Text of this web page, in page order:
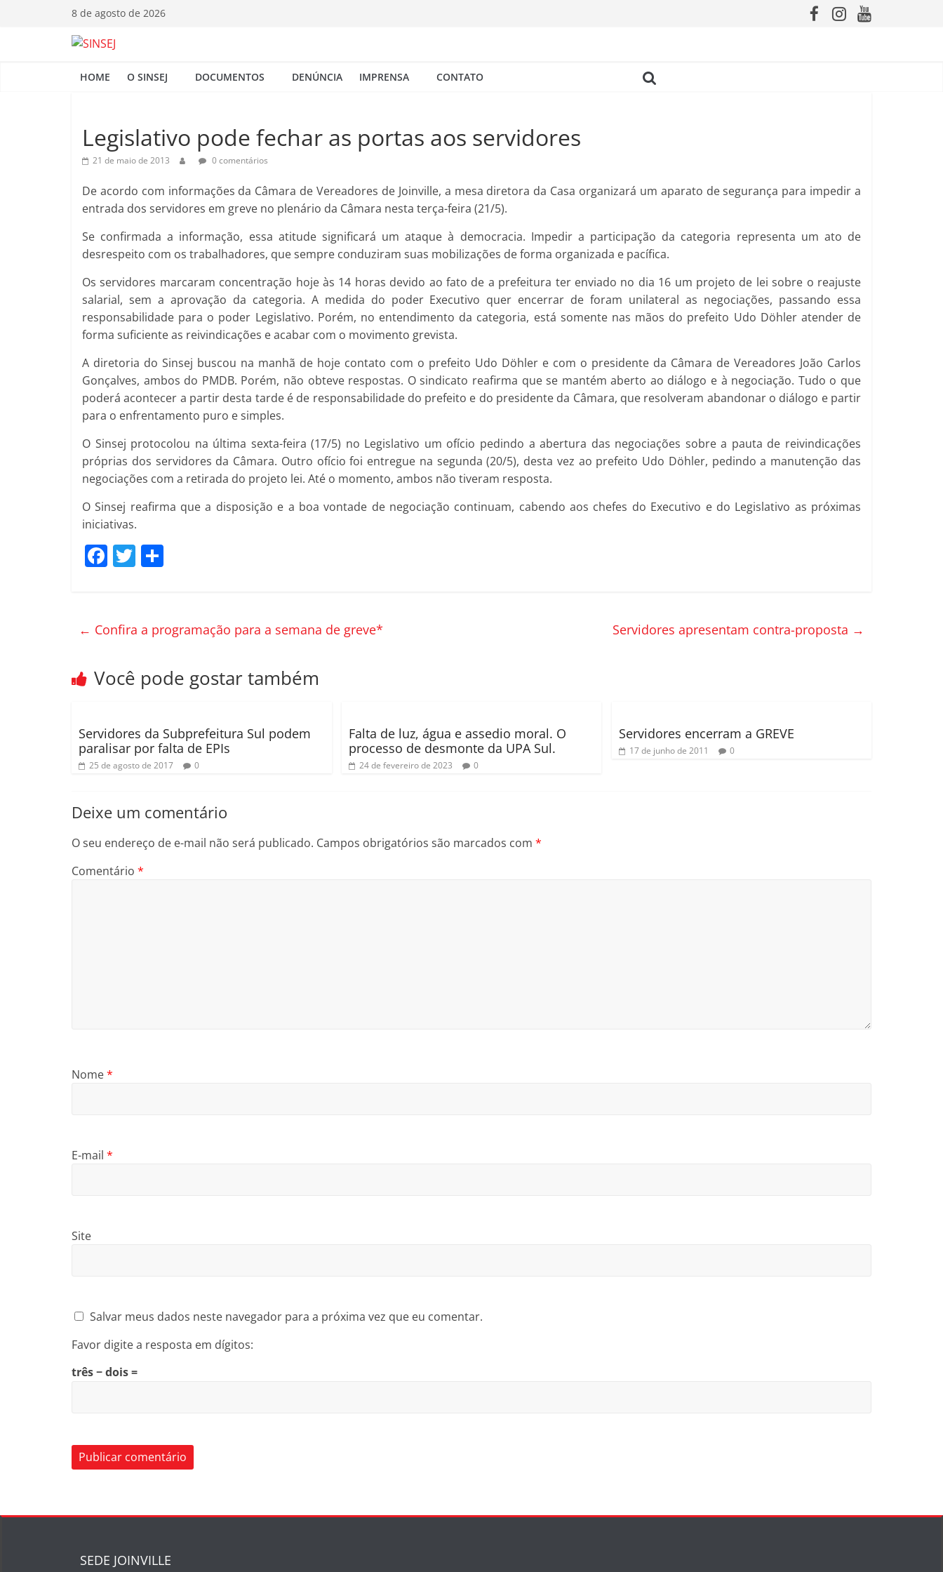
8 de agosto de 2026
S
N
S
E
HOME O SINSEJ DOCUMENTOS DENÚNCIA IMPRENSA CONTATO
Legislativo pode fechar as portas aos servidores
21 de maio de 2013 0 comentários
De acordo com informações da Câmara de Vereadores de Joinville, a mesa diretora da Casa organizará um aparato de segurança para impedir a
entrada dos servidores em greve no plenário da Câmara nesta terça-feira (21/5).
Se confirmada a informação, essa atitude significará um ataque à democracia. Impedir a participação da categoria representa um ato de
desrespeito com os trabalhadores, que sempre conduziram suas mobilizações de forma organizada e pacífica.
Os servidores marcaram concentração hoje às 14 horas devido ao fato de a prefeitura ter enviado no dia 16 um projeto de lei sobre o reajuste
salarial, sem a aprovação da categoria. A medida do poder Executivo quer encerrar de foram unilateral as negociações, passando essa
responsabilidade para o poder Legislativo. Porém, no entendimento da categoria, está somente nas mãos do prefeito Udo Döhler atender de
forma suficiente as reivindicações e acabar com o movimento grevista.
A diretoria do Sinsej buscou na manhã de hoje contato com o prefeito Udo Döhler e com o presidente da Câmara de Vereadores João Carlos
Gonçalves, ambos do PMDB. Porém, não obteve respostas. O sindicato reafirma que se mantém aberto ao diálogo e à negociação. Tudo o que
poderá acontecer a partir desta tarde é de responsabilidade do prefeito e do presidente da Câmara, que resolveram abandonar o diálogo e partir
para o enfrentamento puro e simples.
O Sinsej protocolou na última sexta-feira (17/5) no Legislativo um ofício pedindo a abertura das negociações sobre a pauta de reivindicações
próprias dos servidores da Câmara. Outro ofício foi entregue na segunda (20/5), desta vez ao prefeito Udo Döhler, pedindo a manutenção das
negociações com a retirada do projeto lei. Até o momento, ambos não tiveram resposta.
O Sinsej reafirma que a disposição e a boa vontade de negociação continuam, cabendo aos chefes do Executivo e do Legislativo as próximas
iniciativas.
F
e
o
o
T
er p
ar
til
h
← Confira a programação para a semana de greve* Servidores apresentam contra-proposta →
Você pode gostar também
Servidores da Subprefeitura Sul podem
paralisar por falta de EPIs
25 de agosto de 2017 0
Falta de luz, água e assedio moral. O
processo de desmonte da UPA Sul.
24 de fevereiro de 2023 0
Servidores encerram a GREVE
17 de junho de 2011 0
Deixe um comentário
O seu endereço de e-mail não será publicado. Campos obrigatórios são marcados com *
Comentário *
Nome*
E-mail *
Site
Salvar meus dados neste navegador para a próxima vez que eu comentar.
Favor digite a resposta em dígitos:
três − dois =
SEDE JOINVILLE